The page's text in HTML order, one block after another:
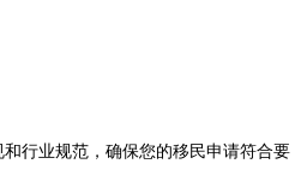
行业规范，确保您的移民申请符合要